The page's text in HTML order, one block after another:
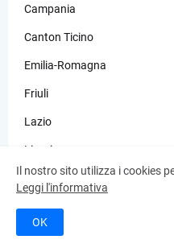
Campania
Canton Ticino
Emilia-Romagna
Friuli
Lazio
Liguria
Lombardia
Marche
Molise
Il nostro sito utilizza i cookies
Leggi l'informativa
OK